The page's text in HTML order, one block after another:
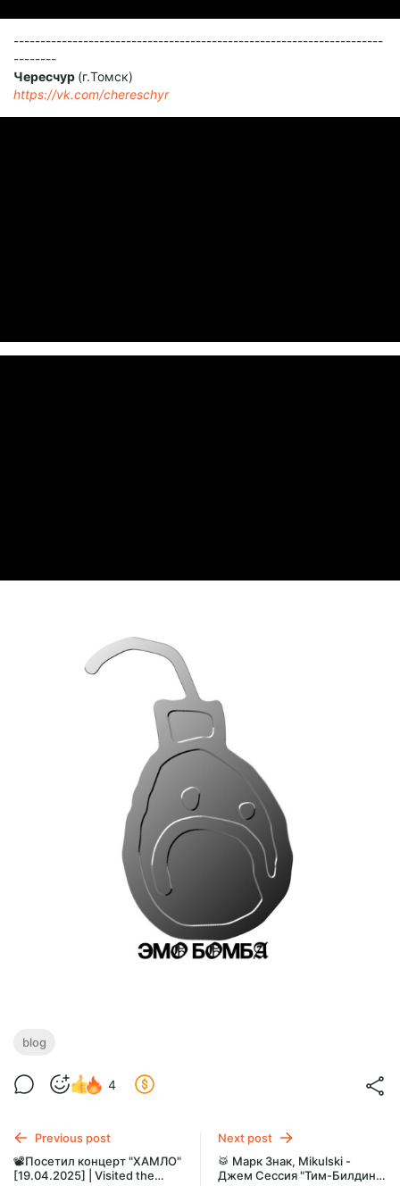
---------------------------------------------------------------------
--------
Чересчур (г.Томск)
https://vk.com/chereschyr
blog
4
Previous post
📽️Посетил концерт "ХАМЛО"
[19.04.2025] | Visited the
Next post
🥁 Марк Знак, Mikulski -
Джем Сессия "Тим-Билдинг"